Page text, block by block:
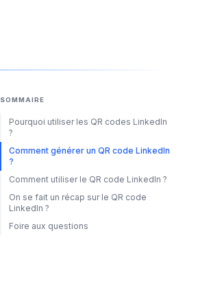
SOMMAIRE
Pourquoi utiliser les QR codes LinkedIn
?
Comment générer un QR code LinkedIn
?
Comment utiliser le QR code LinkedIn ?
On se fait un récap sur le QR code
LinkedIn ?
Foire aux questions